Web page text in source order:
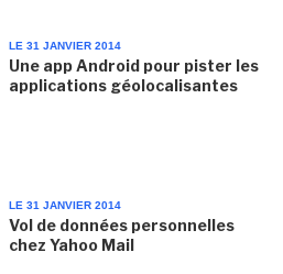
LE 31 JANVIER 2014
Une app Android pour pister les
applications géolocalisantes
LE 31 JANVIER 2014
Vol de données personnelles
chez Yahoo Mail